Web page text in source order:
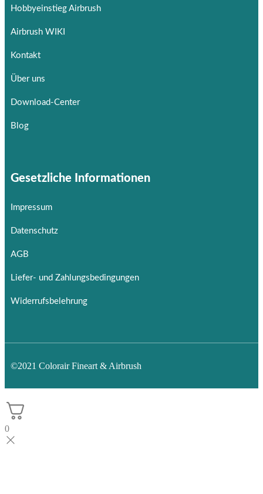
Hobbyeinstieg Airbrush
Airbrush WIKI
Kontakt
Über uns
Download-Center
Blog
Gesetzliche Informationen
Impressum
Datenschutz
AGB
Liefer- und Zahlungsbedingungen
Widerrufsbelehrung
©2021 Colorair Fineart & Airbrush
0